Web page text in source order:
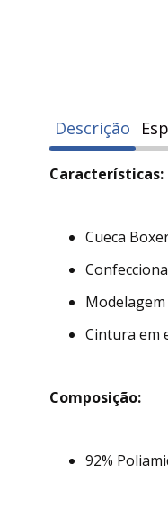
Descrição
Características:
Cueca
Cintura em
Composição:
92%